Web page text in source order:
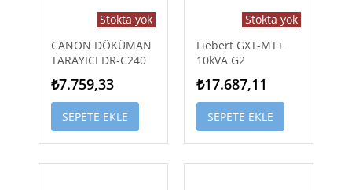
Stokta yok
CANON DÖKÜMAN
TARAYICI DR-C240
₺7.759,33
SEPETE EKLE
Stokta yok
Liebert GXT-MT+
10kVA G2
₺17.687,11
SEPETE EKLE